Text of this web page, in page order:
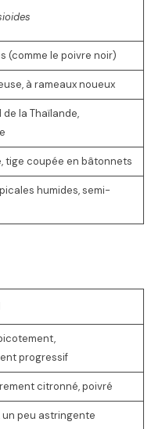
(comme le poivre noir)
à rameaux noueux
de la Thaïlande,
tige coupée en bâtonnets
humides, semi-
progressif
citronné, poivré
un peu astringente